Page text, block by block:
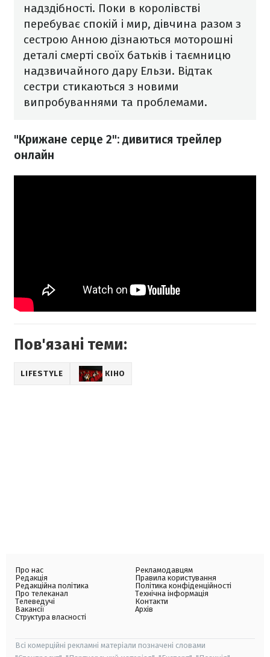
надздібності. Поки в королівстві
перебуває спокій і мир, дівчина разом з
сестрою Анною дізнаються моторошні
деталі смерті своїх батьків і таємницю
надзвичайного дару Ельзи. Відтак
сестри стикаються з новими
випробуваннями та проблемами.
"Крижане серце 2": дивитися трейлер
онлайн
Пов'язані теми:
LIFESTYLE КІНО
Про нас
Редакція
Редакційна політика
Про телеканал
Телеведучі
Вакансії
Структура власності
Рекламодавцям
Правила користування
Політика конфіденційності
Технічна інформація
Контакти
Архів
Всі комерційні рекламні матеріали позначені словами